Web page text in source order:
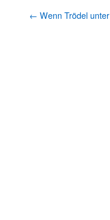
← Wenn Trödel